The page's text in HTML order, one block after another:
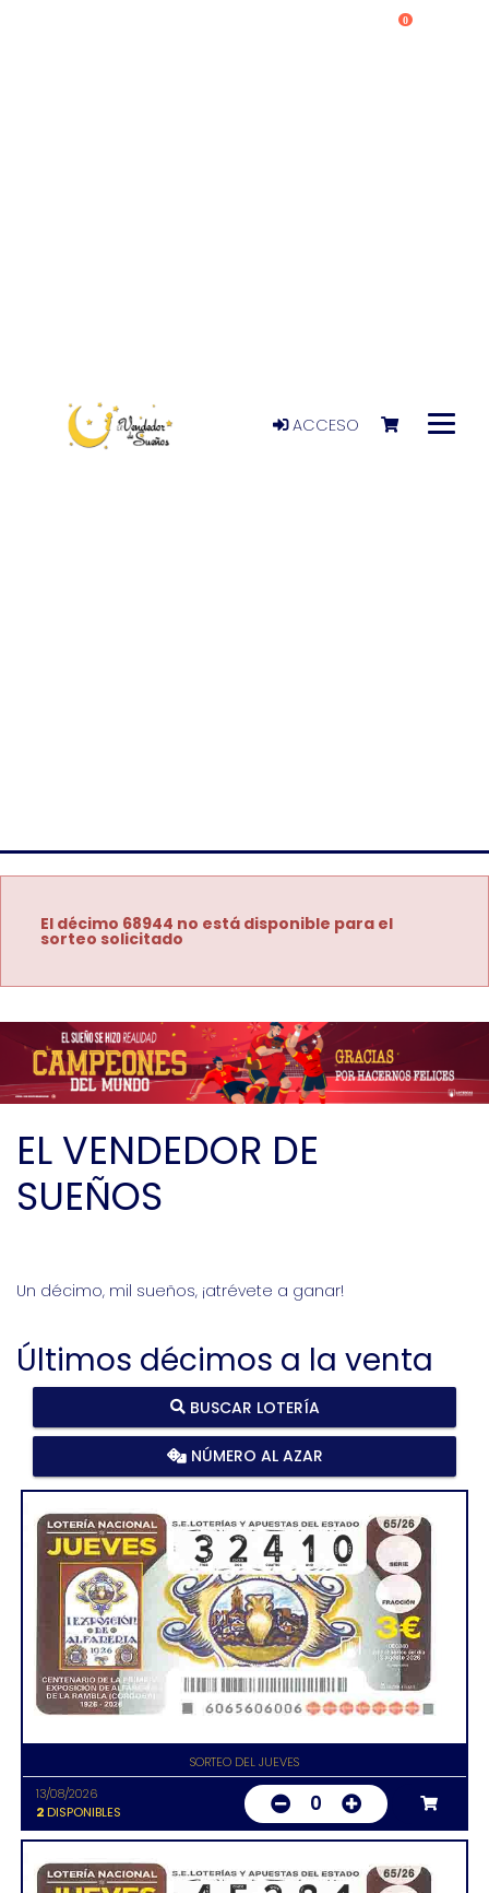
ACCESO
0
El décimo 68944 no está disponible para el
sorteo solicitado
EL VENDEDOR DE
SUEÑOS
Un décimo, mil sueños, ¡atrévete a ganar!
Últimos décimos a la venta
BUSCAR LOTERÍA
NÚMERO AL AZAR
SORTEO DEL JUEVES
13/08/2026
2DISPONIBLES 0